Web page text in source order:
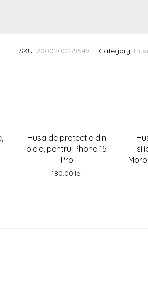
SKU: 2000200279549 Category:
Husa de protectie din
piele, pentru iPhone 15
Pro
180.00 lei